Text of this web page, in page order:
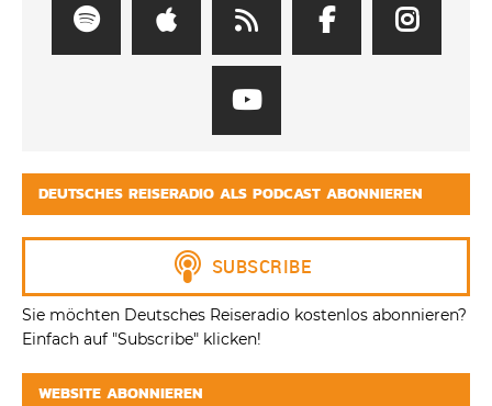
DEUTSCHES REISERADIO ALS PODCAST ABONNIEREN
Sie möchten Deutsches Reiseradio kostenlos abonnieren?
Einfach auf "Subscribe" klicken!
WEBSITE ABONNIEREN